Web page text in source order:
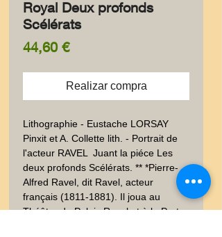
Royal Deux profonds
Scélérats
44,60 €Precio
Realizar compra
Lithographie - Eustache LORSAY
Pinxit et A. Collette lith. - Portrait de
l'acteur RAVEL  Juant la piéce Les
deux profonds Scélérats. ** *Pierre-
Alfred Ravel, dit Ravel, acteur
français (1811-1881). Il joua au
Théâtre du Palais Royal et à la Porte